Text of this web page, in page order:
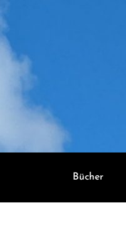
content
Bücher